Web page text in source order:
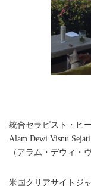
統合セラピスト・ヒ
Alam Dewi Visnu
（アラム・デウィ・
米国クリアサイトジ